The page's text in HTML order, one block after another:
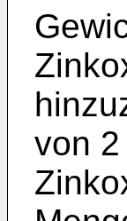
von